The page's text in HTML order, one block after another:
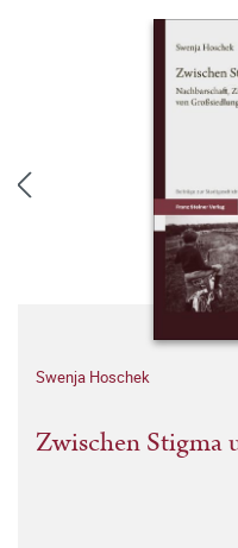
Swenja Hoschek
Zwischen Stigma